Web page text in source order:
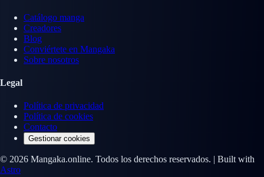
Catálogo manga
Creadores
Blog
Conviértete en Mangaka
Sobre nosotros
Legal
Política de privacidad
Política de cookies
Contacto
Gestionar cookies
© 2026 Mangaka.online. Todos los derechos reservados. | Built with
Astro